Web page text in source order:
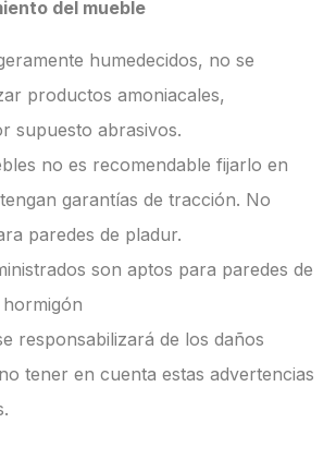
del mueble
humedecidos, no se
productos amoniacales,
supuesto abrasivos.
no es recomendable fijarlo en
garantías de tracción. No
paredes de pladur.
son aptos para paredes de
responsabilizará de los daños
tener en cuenta estas advertencias